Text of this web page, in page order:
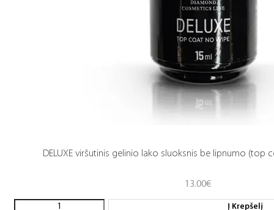
DELUXE viršutinis gelinio lako sluoksnis be lipnumo (top
13.00€
Į Krepšelį